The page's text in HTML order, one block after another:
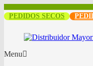
PEDIDOS SECOS
Menu